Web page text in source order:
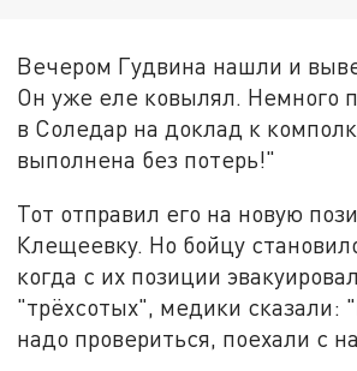
Вечером Гудвина нашли и
Он уже еле ковылял. Немного
в Соледар на доклад к
выполнена без потерь!"
Тот отправил его на новую
Клещеевку. Но бойцу
когда с их позиции
"трёхсотых", медики сказали:
надо провериться, поехали с